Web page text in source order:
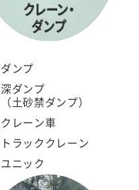
ダンプ
深ダンプ
（土砂禁ダンプ）
クレーン車
トラッククレーン
ユニック